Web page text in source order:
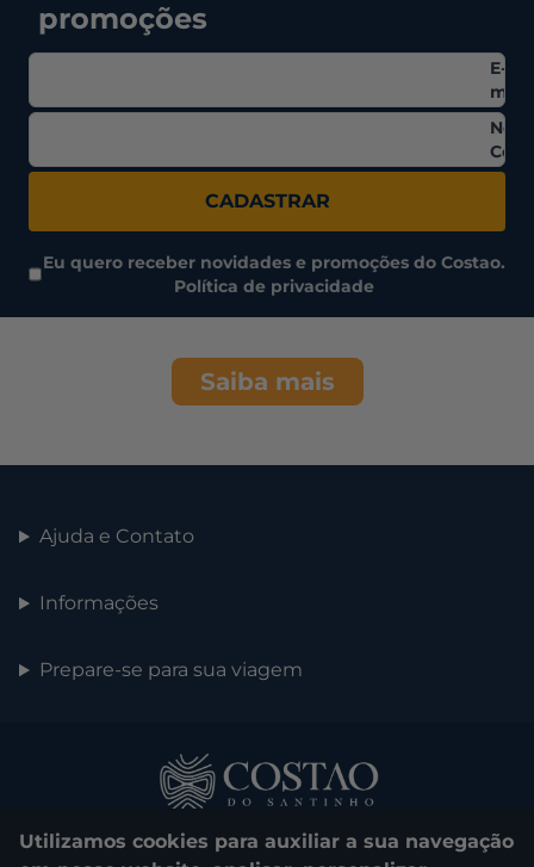
Utilizamos cookies para auxiliar a sua navegação
promoções
E-
mail
CADASTRAR
Eu quero receber novidades e promoções do Costao.
Política de privacidade
Saiba mais
Ajuda e Contato
Informações
Prepare-se para sua viagem